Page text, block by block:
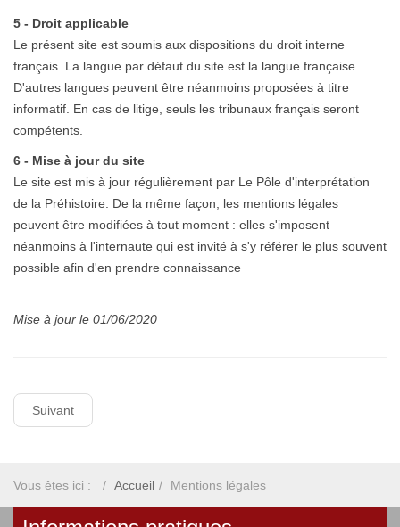
5 - Droit applicable
Le présent site est soumis aux dispositions du droit interne
français. La langue par défaut du site est la langue française.
D'autres langues peuvent être néanmoins proposées à titre
informatif. En cas de litige, seuls les tribunaux français seront
compétents.
6 - Mise à jour du site
Le site est mis à jour régulièrement par Le Pôle d'interprétation
de la Préhistoire. De la même façon, les mentions légales
peuvent être modifiées à tout moment : elles s'imposent
néanmoins à l'internaute qui est invité à s'y référer le plus souvent
possible afin d'en prendre connaissance
Mise à jour le 01/06/2020
Suivant
Vous êtes ici : Accueil Mentions légales